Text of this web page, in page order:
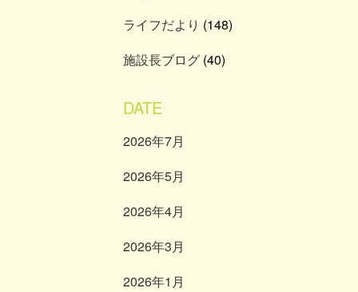
ライフだより (148)
施設長ブログ (40)
DATE
2026年7月
2026年5月
2026年4月
2026年3月
2026年1月